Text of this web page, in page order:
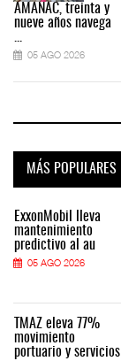
AMANAC, treinta y
nueve años navega
05 AGO 2026
MÁS POPULARES
ExxonMobil lleva
mantenimiento
predictivo al au
05 AGO 2026
TMAZ eleva 77%
movimiento
portuario y servicios